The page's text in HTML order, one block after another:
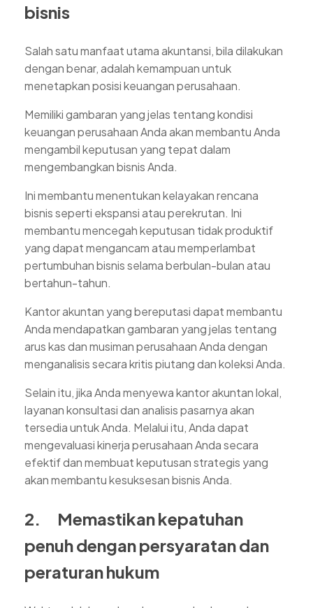
bisnis
Salah satu manfaat utama akuntansi, bila dilakukan
dengan benar, adalah kemampuan untuk
menetapkan posisi keuangan perusahaan.
Memiliki gambaran yang jelas tentang kondisi
keuangan perusahaan Anda akan membantu Anda
mengambil keputusan yang tepat dalam
mengembangkan bisnis Anda.
Ini membantu menentukan kelayakan rencana
bisnis seperti ekspansi atau perekrutan. Ini
membantu mencegah keputusan tidak produktif
yang dapat mengancam atau memperlambat
pertumbuhan bisnis selama berbulan-bulan atau
bertahun-tahun.
Kantor akuntan yang bereputasi dapat membantu
Anda mendapatkan gambaran yang jelas tentang
arus kas dan musiman perusahaan Anda dengan
menganalisis secara kritis piutang dan koleksi Anda.
Selain itu, jika Anda menyewa kantor akuntan lokal,
layanan konsultasi dan analisis pasarnya akan
tersedia untuk Anda. Melalui itu, Anda dapat
mengevaluasi kinerja perusahaan Anda secara
efektif dan membuat keputusan strategis yang
akan membantu kesuksesan bisnis Anda.
2. Memastikan kepatuhan
penuh dengan persyaratan dan
peraturan hukum